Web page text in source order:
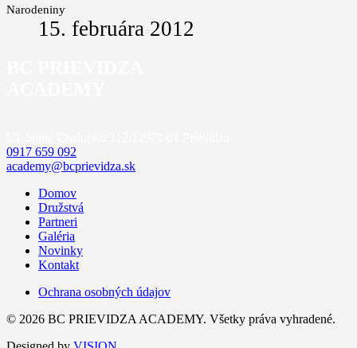
Narodeniny
15. februára 2012
0917 659 092
academy@bcprievidza.sk
Domov
Družstvá
Partneri
Galéria
Novinky
Kontakt
Ochrana osobných údajov
© 2026 BC PRIEVIDZA ACADEMY. Všetky práva vyhradené.